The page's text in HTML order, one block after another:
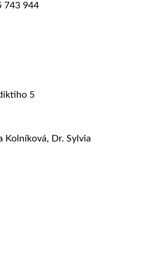
743 944
5
Kolníková, Dr. Sylvia